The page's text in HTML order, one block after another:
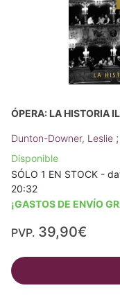
ÓPERA: LA HISTORIA
Dunton-Downer, Leslie ;
Disponible
SÓLO 1 EN STOCK -
20:32
¡GASTOS DE ENVÍO
PVP. 39,90€